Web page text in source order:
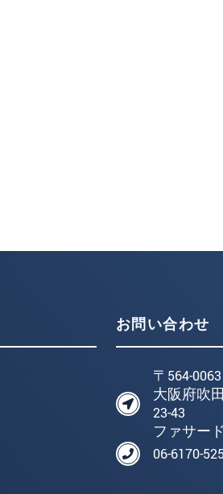
お問い合わせ
〒564-0063
大阪府吹
23-43
ファサー
06-6170-